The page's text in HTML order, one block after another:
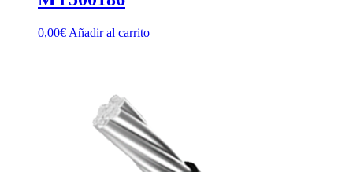
0,00€ Añadir al carrito